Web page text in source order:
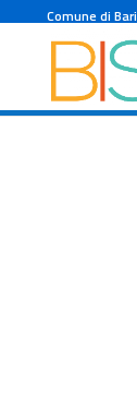
#f2882bComune di Bari